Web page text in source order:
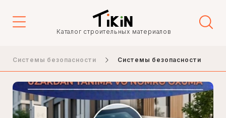
Каталог строительных материалов
Системы безопасности Системы безопасности